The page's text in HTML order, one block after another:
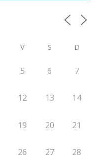
V S D
5 6 7
12 13 14
19 20 21
26 27 28